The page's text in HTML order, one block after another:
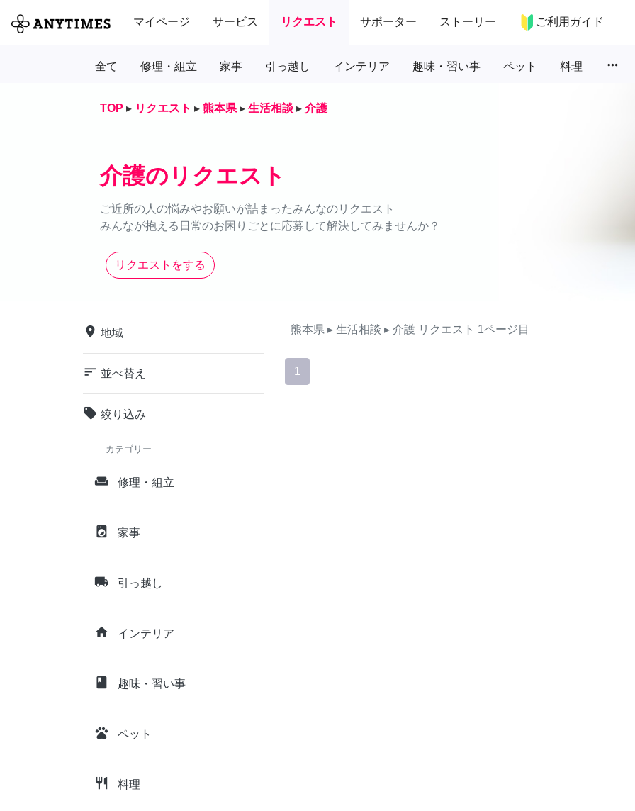
マイページ サービス リクエスト サポーター ストーリー ご利用ガイド
全て 修理・組立 家事 引っ越し インテリア 趣味・習い事 ペット 料理 more_horiz
TOP ▸ リクエスト ▸ 熊本県 ▸ 生活相談 ▸ 介護
介護のリクエスト
ご近所の人の悩みやお願いが詰まったみんなのリクエスト
みんなが抱える日常のお困りごとに応募して解決してみませんか？
リクエストをする
place 地域
sort 並べ替え
local_offer 絞り込み
カテゴリー
weekend 修理・組立
local_laundry_service 家事
local_shipping 引っ越し
home インテリア
class 趣味・習い事
pets ペット
restaurant 料理
熊本県 ▸ 生活相談 ▸ 介護 リクエスト 1ページ目
1